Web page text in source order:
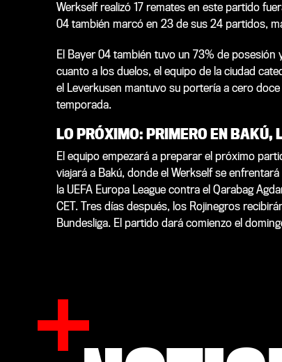
Werkself realizó 17 remates en este partido
04 también marcó en 23 de sus 24 partidos,
El Bayer 04 también tuvo un 73% de
cuanto a los duelos, el equipo de la ciudad
el Leverkusen mantuvo su portería a cero
temporada.
LO PRÓXIMO: PRIMERO EN BAKÚ,
El equipo empezará a preparar el próximo
viajará a Bakú, donde el Werkself se
la UEFA Europa League contra el Qarabag
CET. Tres días después, los Rojinegros
Bundesliga. El partido dará comienzo el